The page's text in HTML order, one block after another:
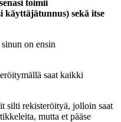
toimii
käyttäjätunnus) sekä itse
on ensin
saat kaikki
silti rekisteröityä, jolloin saat
mutta et pääse